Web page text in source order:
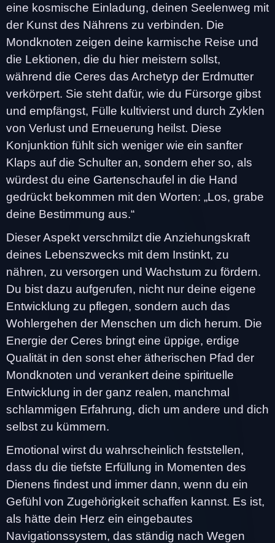
eine kosmische Einladung, deinen Seelenweg mit
der Kunst des Nährens zu verbinden. Die
Mondknoten zeigen deine karmische Reise und
die Lektionen, die du hier meistern sollst,
während die Ceres das Archetyp der Erdmutter
verkörpert. Sie steht dafür, wie du Fürsorge gibst
und empfängst, Fülle kultivierst und durch Zyklen
von Verlust und Erneuerung heilst. Diese
Konjunktion fühlt sich weniger wie ein sanfter
Klaps auf die Schulter an, sondern eher so, als
würdest du eine Gartenschaufel in die Hand
gedrückt bekommen mit den Worten: „Los, grabe
deine Bestimmung aus.“
Dieser Aspekt verschmilzt die Anziehungskraft
deines Lebenszwecks mit dem Instinkt, zu
nähren, zu versorgen und Wachstum zu fördern.
Du bist dazu aufgerufen, nicht nur deine eigene
Entwicklung zu pflegen, sondern auch das
Wohlergehen der Menschen um dich herum. Die
Energie der Ceres bringt eine üppige, erdige
Qualität in den sonst eher ätherischen Pfad der
Mondknoten und verankert deine spirituelle
Entwicklung in der ganz realen, manchmal
schlammigen Erfahrung, dich um andere und dich
selbst zu kümmern.
Emotional wirst du wahrscheinlich feststellen,
dass du die tiefste Erfüllung in Momenten des
Dienens findest und immer dann, wenn du ein
Gefühl von Zugehörigkeit schaffen kannst. Es ist,
als hätte dein Herz ein eingebautes
Navigationssystem, das ständig nach Wegen